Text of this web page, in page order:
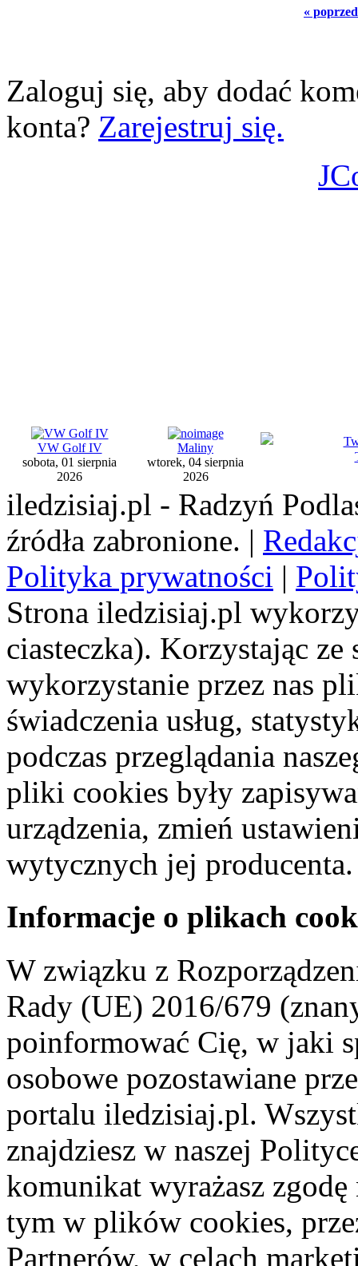
«
Zaloguj się, aby dodać
konta? Zarejestruj się.
VW Golf IV
sobota, 01 sierpnia
2026
Maliny
wtorek, 04 sierpnia
2026
iledzisiaj.pl - Radzyń
źródła zabronione. |
Polityka prywatności |
Strona iledzisiaj.pl
ciasteczka). Korzystając
wykorzystanie przez nas
świadczenia usług,
podczas przeglądania
pliki cookies były
urządzenia, zmień
wytycznych jej producenta.
Informacje o plikach
W związku z
Rady (UE) 2016/679
poinformować Cię, w jaki
osobowe pozostawiane
portalu iledzisiaj.pl.
znajdziesz w naszej
komunikat wyrażasz
tym w plików cookies,
Partnerów, w celach